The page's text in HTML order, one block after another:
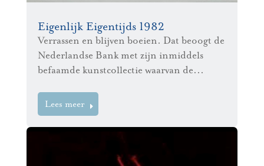
Eigenlijk Eigentijds 1982
Verrassen en blijven boeien. Dat beoogt de
Nederlandse Bank met zijn inmiddels
befaamde kunstcollectie waarvan de...
Lees meer